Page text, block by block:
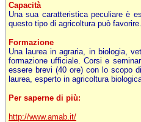
Capacità
Una sua caratteristica peculiare è
questo tipo di agricoltura può
Formazione
Una laurea in agraria, in biologia,
formazione ufficiale. Corsi e
essere brevi (40 ore) con lo scopo
laurea, esperto in agricoltura
Per saperne di più:
http://www.amab.it/